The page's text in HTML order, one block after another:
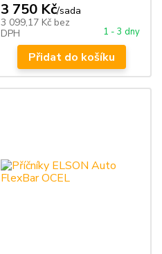
3 750 Kč/sada
3 099,17 Kč bez
DPH
1 - 3 dny
Přidat do košíku